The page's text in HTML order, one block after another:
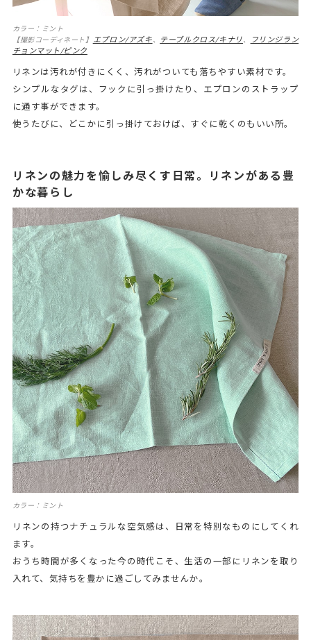
カラー：ミント
【撮影コーディネート】 エプロン/アズキ、 テーブルクロス/キナリ、
フリンジラン
チョンマット/ピンク
リネンは汚れが付きにくく、汚れがついても落ちやすい素材です。
シンプルなタグは、フックに引っ掛けたり、エプロンのストラップ
に通す事ができます。
使うたびに、どこかに引っ掛けておけば、すぐに乾くのもいい所。
リネンの魅力を愉しみ尽くす日常。リネンがある豊
かな暮らし
カラー：ミント
リネンの持つナチュラルな空気感は、日常を特別なものにしてくれ
ます。
おうち時間が多くなった今の時代こそ、生活の一部にリネンを取り
入れて、気持ちを豊かに過ごしてみませんか。